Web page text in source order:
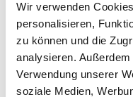
Wir verwenden
personalisieren,
zu können und die
analysieren.
Verwendung unserer
soziale Medien,
verstaubt sind oder
du passionierte*r
Profi-Spieler*in bist,
du bist willkommen!
Wir haben einige